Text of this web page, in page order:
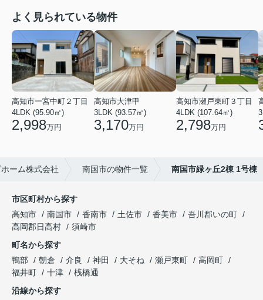
よく見られている物件
高知市一宮中町２丁目
4LDK (95.90㎡)
2,998万円
高知市大津甲
3LDK (93.57㎡)
3,170万円
高知市瀬戸東町３丁目
4LDK (107.64㎡)
2,798万円
ーム株式会社 南国市の物件一覧 南国市緑ヶ丘2棟 1号棟
市区町村から探す
高知市
南国市 香南市 土佐市 香美市
吾川郡いの町
高岡郡日高村
須崎市
町名から探す
鴨部
朝倉 介良 神田 大そね 瀬戸東町
高岡町
福井町
十津
桟橋通
沿線から探す